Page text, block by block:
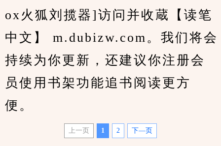
ox火狐刘揽器]访问并收蔵【读笔
中文】 m.dubizw.com。我们将会
持续为你更新，还建议你注册会
员使用书架功能追书阅读更方
便。
上一页 1 2 下—页